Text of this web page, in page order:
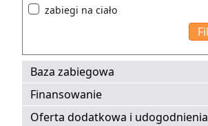
zabiegi na ciało
Baza zabiegowa
Finansowanie
Oferta dodatkowa i udogodnienia